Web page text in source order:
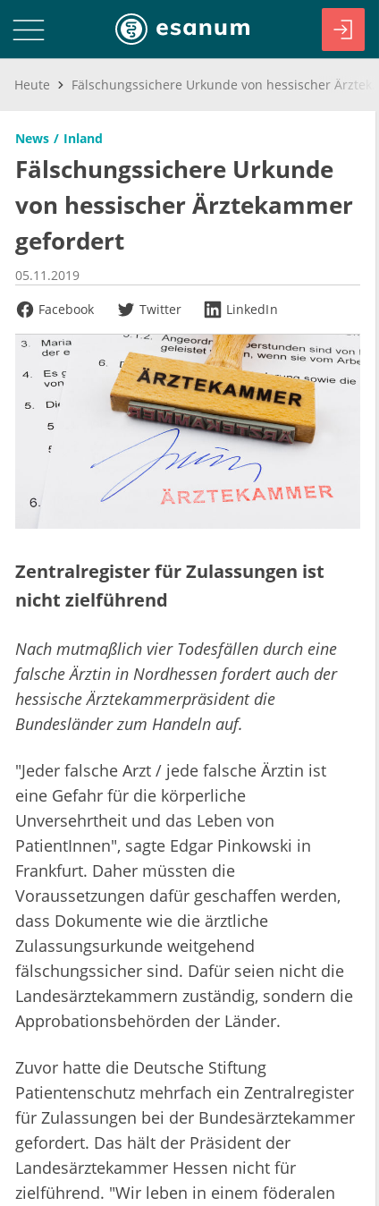
Heute
News Inland
Fälschungssichere Urkunde
von hessischer Ärztekammer
gefordert
05.11.2019
Facebook
Twitter LinkedIn
Zentralregister für Zulassungen ist
nicht zielführend
Nach mutmaßlich vier Todesfällen durch eine
falsche Ärztin in Nordhessen fordert auch der
hessische Ärztekammerpräsident die
Bundesländer zum Handeln auf.
"Jeder falsche Arzt / jede falsche Ärztin ist
eine Gefahr für die körperliche
Unversehrtheit und das Leben von
PatientInnen", sagte Edgar Pinkowski in
Frankfurt. Daher müssten die
Voraussetzungen dafür geschaffen werden,
dass Dokumente wie die ärztliche
Zulassungsurkunde weitgehend
fälschungssicher sind. Dafür seien nicht die
Landesärztekammern zuständig, sondern die
Approbationsbehörden der Länder.
Zuvor hatte die Deutsche Stiftung
Patientenschutz mehrfach ein Zentralregister
für Zulassungen bei der Bundesärztekammer
gefordert. Das hält der Präsident der
Landesärztekammer Hessen nicht für
zielführend. "Wir leben in einem föderalen